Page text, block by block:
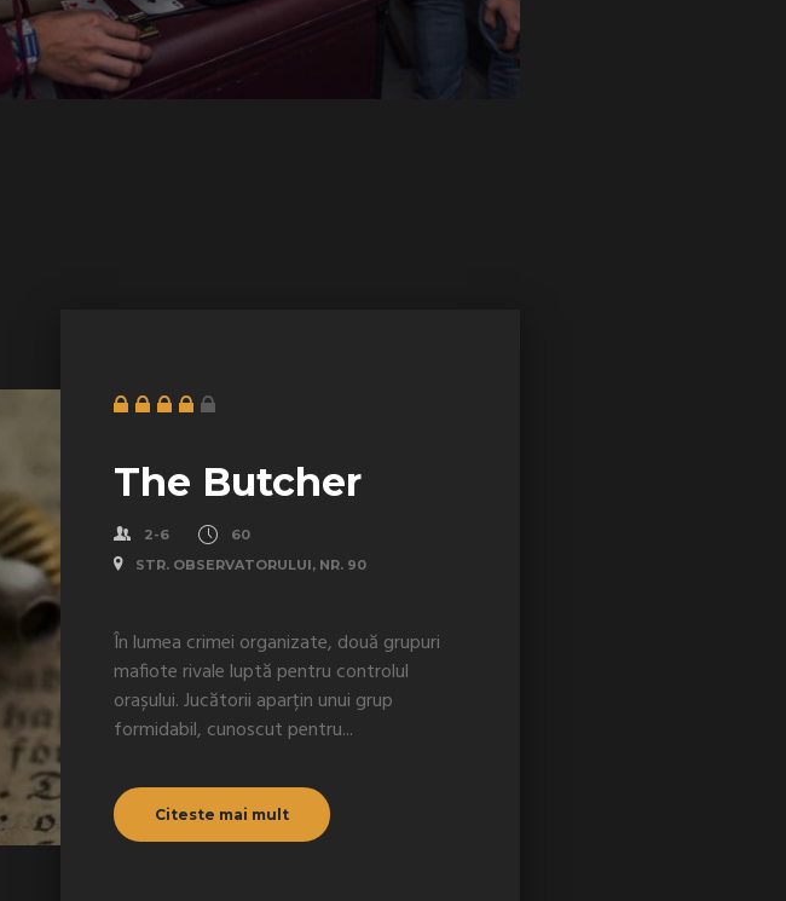
The Butcher
2-6
60
STR. OBSERVATORULUI, NR. 90
În lumea crimei organizate, două grupuri
mafiote rivale luptă pentru controlul
orașului. Jucătorii aparțin unui grup
formidabil, cunoscut pentru...
Citeste mai mult